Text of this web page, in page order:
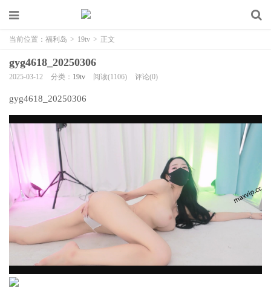
当前位置： 福利岛 > 19tv > 正文
gyg4618_20250306
2025-03-12 分类： 19tv 阅读(1106) 评论(0)
gyg4618_20250306